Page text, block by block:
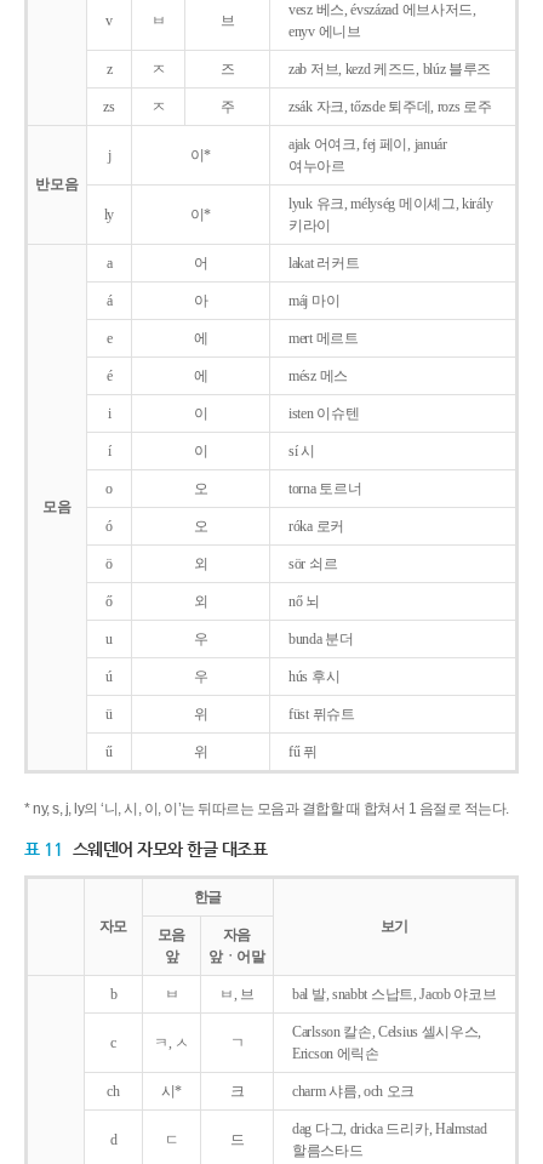
v ㅂ 브
vesz 베스, évszázad 에브사저드,
enyv 에니브
z ㅈ 즈 zab 저브, kezd 케즈드, blúz 블루즈
zs ㅈ 주 zsák 자크, tőzsde 퇴주데, rozs 로주
반모음
j 이*
ajak 어여크, fej 페이, január
여누아르
ly 이*
lyuk 유크, mélység 메이셰그, király
키라이
모음
a 어 lakat 러커트
á 아 máj 마이
e 에 mert 메르트
é 에 mész 메스
i 이 isten 이슈텐
í 이 sí 시
o 오 torna 토르너
ó 오 róka 로커
ö 외 sör 쇠르
ő 외 nő 뇌
u 우 bunda 분더
ú 우 hús 후시
ü 위 füst 퓌슈트
ű 위 fű 퓌
* ny, s, j, ly의 ‘니, 시, 이, 이’는 뒤따르는 모음과 결합할 때 합쳐서 1 음절로 적는다.
표 11 스웨덴어 자모와 한글 대조표
자모
한글
보기
모음
앞
자음
앞ㆍ어말
b ㅂ ㅂ, 브 bal 발, snabbt 스납트, Jacob 야코브
c ㅋ, ㅅ ㄱ
Carlsson 칼손, Celsius 셀시우스,
Ericson 에릭손
ch 시* 크 charm 샤름, och 오크
d ㄷ 드
dag 다그, dricka 드리카, Halmstad
할름스타드